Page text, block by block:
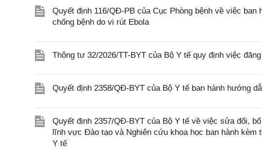
Quyết định 116/QĐ-PB của Cục Phòng bệnh về việc
chống bệnh do vi rút Ebola
Thông tư 32/2026/TT-BYT của Bộ Y tế quy định việc
Quyết định 2358/QĐ-BYT của Bộ Y tế ban hành hướng
Quyết định 2357/QĐ-BYT của Bộ Y tế về việc sửa đổi,
lĩnh vực Đào tạo và Nghiên cứu khoa học ban hành kèm
Y tế